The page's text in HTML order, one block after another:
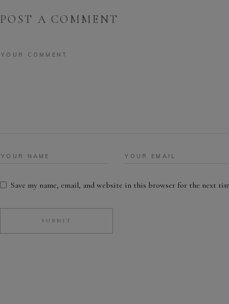
POST A COMMENT
Save my name, email, and website in this browser for the next
SUBMIT